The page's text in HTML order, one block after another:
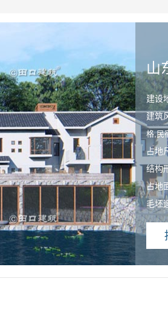
山
建设
建筑
格,民
占地
结构
占地
毛坯